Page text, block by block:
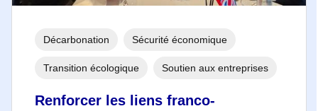
Renforcer les liens franco-
Décarbonation Sécurité économique
Transition écologique Soutien aux entreprises